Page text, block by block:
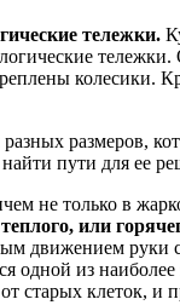
тележки.
колесики.
размеров,
пути для ее
не только в
или
движением
одной из
старых клеток, и